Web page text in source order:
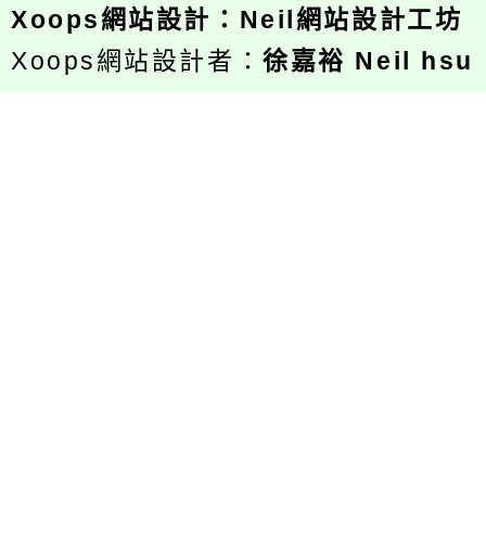
Xoops網站設計 ： Neil網站設計工坊
Xoops網站設計者：徐嘉裕 Neil hsu